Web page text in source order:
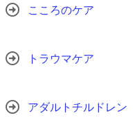
こころのケア
トラウマケア
アダルトチルドレン